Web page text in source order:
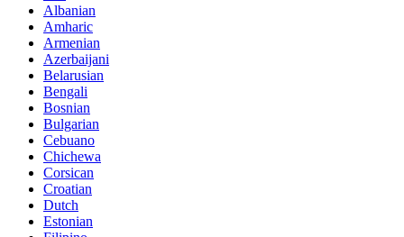
Albanian
Amharic
Armenian
Azerbaijani
Belarusian
Bengali
Bosnian
Bulgarian
Cebuano
Chichewa
Corsican
Croatian
Dutch
Estonian